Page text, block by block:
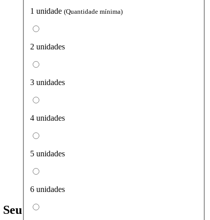
1 unidade (Quantidade mínima)
2 unidades
3 unidades
4 unidades
5 unidades
6 unidades